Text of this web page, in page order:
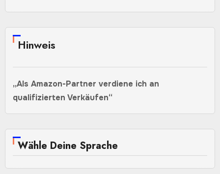
Hinweis
„Als Amazon-Partner verdiene ich an
qualifizierten Verkäufen“
Wähle Deine Sprache